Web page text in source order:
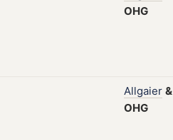
OHG
Allgaier
OHG